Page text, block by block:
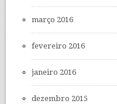
março 2016
fevereiro 2016
janeiro 2016
dezembro 2015